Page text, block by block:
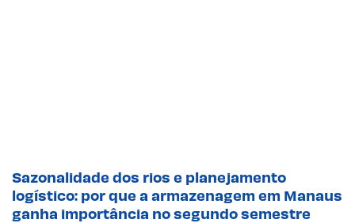
Sazonalidade dos rios e planejamento
logístico: por que a armazenagem em Manaus
ganha importância no segundo semestre